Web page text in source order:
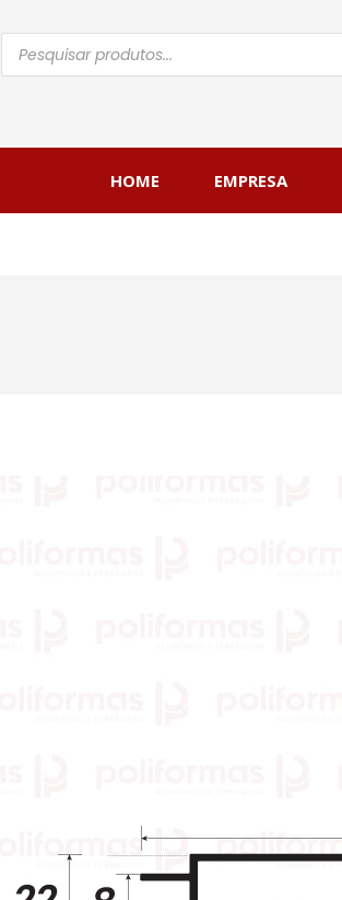
Pesquisar
produtos
HOME EMPRESA